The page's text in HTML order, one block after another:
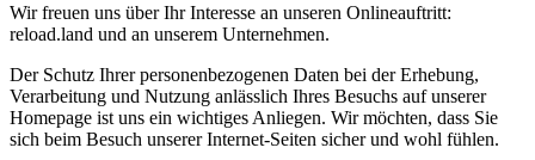
Wir freuen uns über Ihr Interesse an unseren Onlineauftritt:
reload.land und an unserem Unternehmen.
Der Schutz Ihrer personenbezogenen Daten bei der Erhebung,
Verarbeitung und Nutzung anlässlich Ihres Besuchs auf unserer
Homepage ist uns ein wichtiges Anliegen. Wir möchten, dass Sie
sich beim Besuch unserer Internet-Seiten sicher und wohl fühlen.